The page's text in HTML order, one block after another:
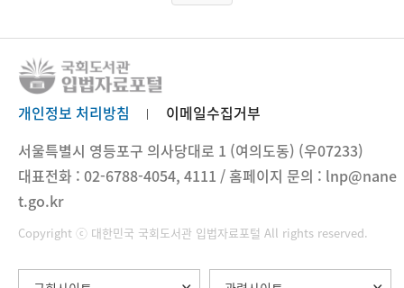
개인정보 처리방침
이메일수집거부
서울특별시 영등포구 의사당대로 1 (여의도동) (우07233)
대표전화 : 02-6788-4054, 4111 / 홈페이지 문의 : lnp@nane
t.go.kr
Copyright ⓒ 대한민국 국회도서관 입법자료포털 All rights reserved.